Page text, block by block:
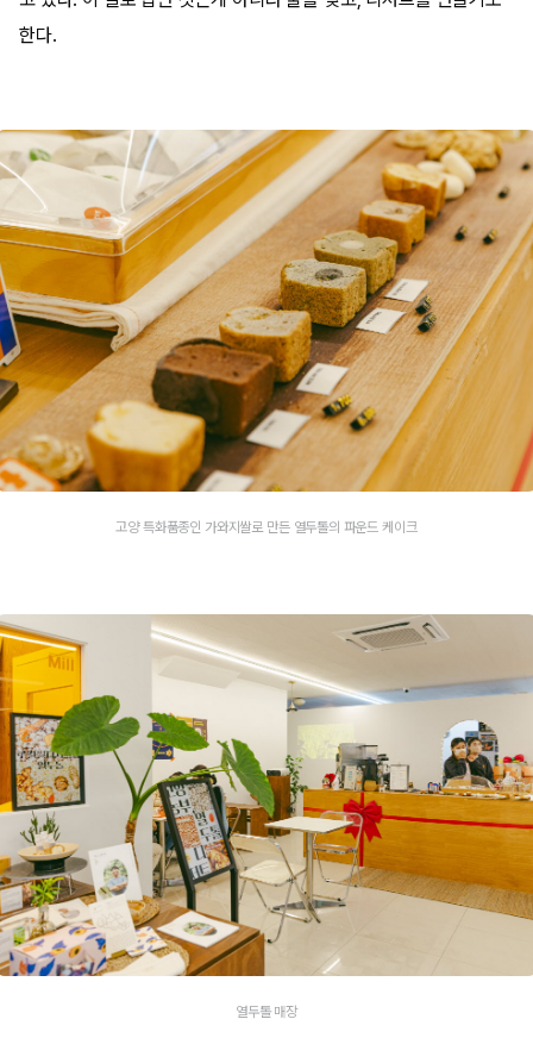
한다.
고양 특화품종인 가와지쌀로 만든 열두톨의 파운드 케이크
열두톨 매장